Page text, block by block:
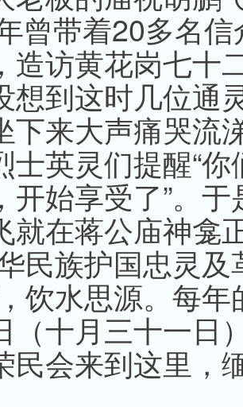
曾带着20多名
造访黄花岗七十
想到这时几位通
下来大声痛哭流
士英灵们提醒“
开始享受了”。
就在蒋公庙神龛
民族护国忠灵
饮水思源。每
（十月三十一日
民会来到这里，